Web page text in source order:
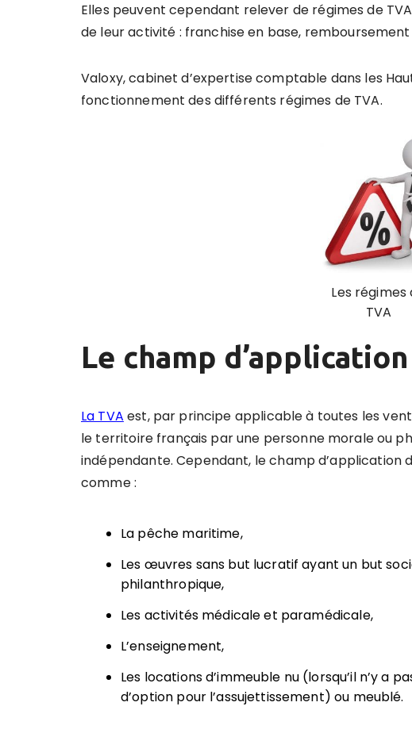
Elles peuvent cependant relever de régimes de
de leur activité : franchise en base,
Valoxy, cabinet d’expertise comptable dans les
fonctionnement des différents régimes de TVA.
Les régimes
TVA
Le champ
La TVA est, par principe applicable à toutes les
le territoire français par une personne morale ou
indépendante. Cependant, le champ d’application
comme :
La pêche maritime,
Les œuvres sans but lucratif ayant un but
philanthropique,
Les activités médicale et paramédicale,
L’enseignement,
Les locations d’immeuble nu (lorsqu’il n’y a
d’option pour l’assujettissement) ou meublé.